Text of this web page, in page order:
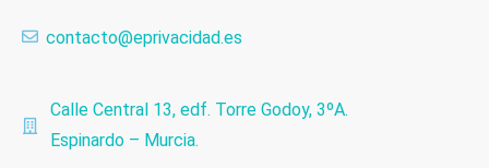
contacto@eprivacidad.es
Calle Central 13, edf. Torre Godoy, 3ºA.
Espinardo – Murcia.